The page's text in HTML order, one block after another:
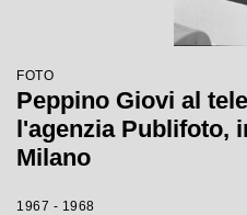
FOTO
Peppino Giovi al
l'agenzia Publifoto,
Milano
1967 - 1968